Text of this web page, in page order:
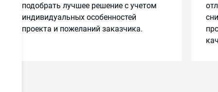
подобрать лучшее решение с учетом
индивидуальных особенностей
проекта и пожеланий заказчика.